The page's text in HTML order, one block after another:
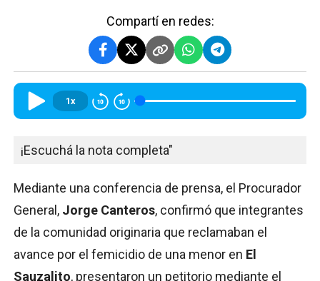
Compartí en redes:
1x
¡Escuchá la nota completa"
Mediante una conferencia de prensa, el Procurador
General, Jorge Canteros, confirmó que integrantes
de la comunidad originaria que reclamaban el
avance por el femicidio de una menor en El
Sauzalito, presentaron un petitorio mediante el